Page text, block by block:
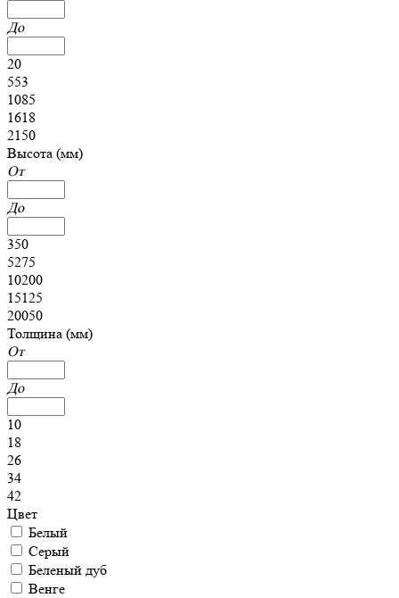
До
20
553
1085
1618
2150
Высота (мм)
От
До
350
5275
10200
15125
20050
Толщина (мм)
От
До
10
18
26
34
42
Цвет
Белый
Серый
Беленый дуб
Венге